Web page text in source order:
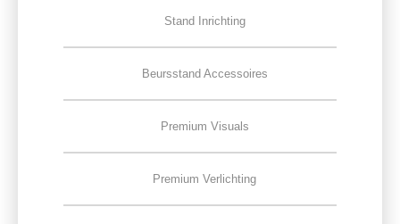
Stand Inrichting
Beursstand Accessoires
Premium Visuals
Premium Verlichting